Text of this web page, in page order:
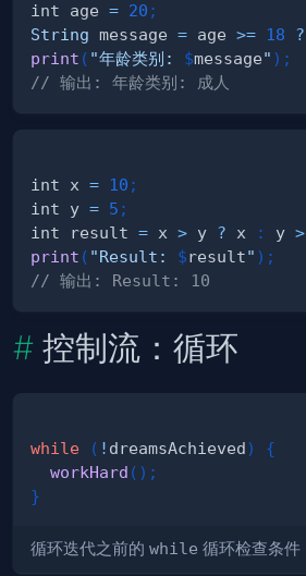
int age = 20 ;
String message = age >= 18 ?
print ( "年龄类别: $message" ) ;
// 输出: 年龄类别: 成人
int x = 10 ;
int y = 5 ;
int result = x > y ? x : y >
print ( "Result: $result" ) ;
// 输出: Result: 10
控制流：循环
while ( ! dreamsAchieved)
{
workHard ( ) ;
}
循环迭代之前的 while 循环检查条件